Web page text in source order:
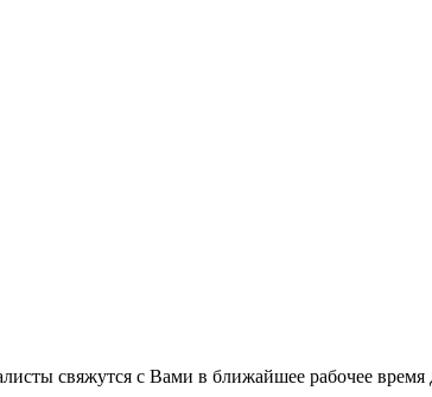
свяжутся с Вами в ближайшее рабочее